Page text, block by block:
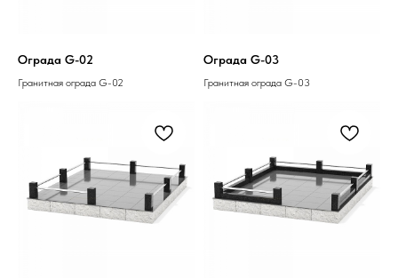
Ограда G-02
Гранитная ограда G-02
Ограда G-03
Гранитная ограда G-03